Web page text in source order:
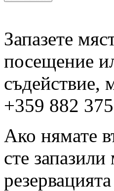
Запазете
посещение
съдействие,
+359 882
Ако нямате
сте